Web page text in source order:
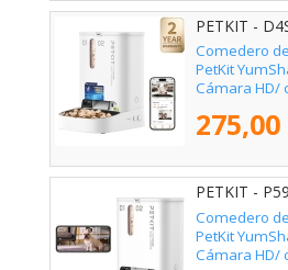
PETKIT -
Comedero
PetKit
Cámara HD/
275,00
PETKIT -
Comedero
PetKit
Cámara HD/